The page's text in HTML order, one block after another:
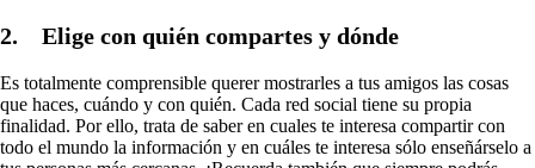
2. Elige con quién compartes y dónde
Es totalmente comprensible querer mostrarles a tus amigos las cosas
que haces, cuándo y con quién. Cada red social tiene su propia
finalidad. Por ello, trata de saber en cuales te interesa compartir con
todo el mundo la información y en cuáles te interesa sólo enseñárselo a